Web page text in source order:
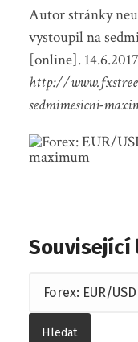
Autor stránky
vystoupil na
[online].
http://
sedmimesicni-